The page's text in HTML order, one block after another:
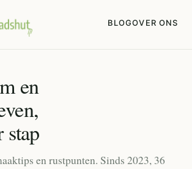
BLOGOVER ONS
en
stap
en rustpunten. Sinds 2023, 36